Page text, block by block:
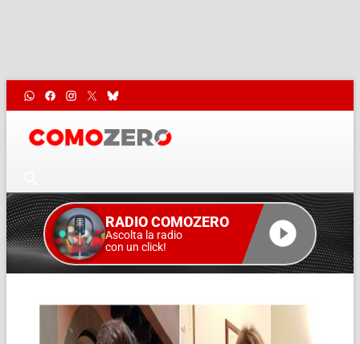
RADIO COMOZERO
Ascolta la radio
con un click!